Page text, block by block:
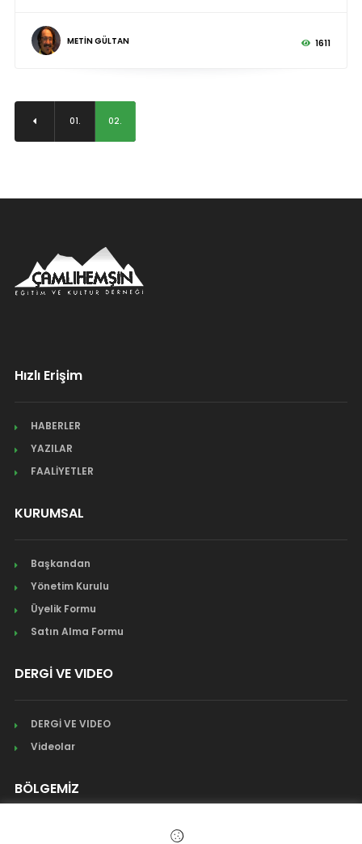
METİN GÜLTAN 1611
01. 02.
Hızlı Erişim
HABERLER
YAZILAR
FAALİYETLER
KURUMSAL
Başkandan
Yönetim Kurulu
Üyelik Formu
Satın Alma Formu
DERGİ VE VIDEO
DERGİ VE VIDEO
Videolar
BÖLGEMİZ